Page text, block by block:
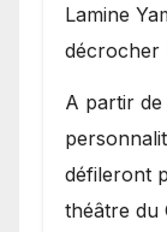
Lamine
décrocher
A partir de
défileront
théâtre du